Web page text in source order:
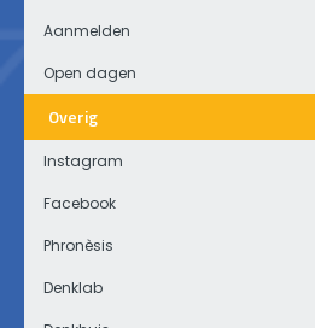
Aanmelden
Open dagen
Overig
Instagram
Facebook
Phronèsis
Denklab